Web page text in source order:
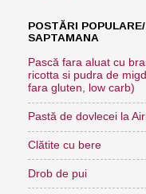
POSTĂRI POPULARE/
SAPTAMANA
Pască fara aluat cu
ricotta si pudra de
fara gluten, low carb)
Pastă de dovlecei la
Clătite cu bere
Drob de pui